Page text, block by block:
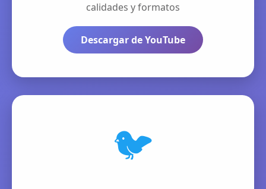
calidades y formatos
Descargar de YouTube
🐦